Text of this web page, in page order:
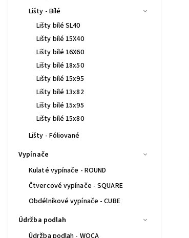
Lišty - Bílé
Lišty bílé SL40
Lišty bílé 15X40
Lišty bílé 16X60
Lišty bílé 18x50
Lišty bílé 15x95
Lišty bílé 13x82
Lišty bílé 15x95
Lišty bílé 15x80
Lišty - Fóliované
Vypínače
Kulaté vypínače - ROUND
Čtvercové vypínače - SQUARE
Obdélníkové vypínače - CUBE
Údržba podlah
Údržba podlah - WOCA